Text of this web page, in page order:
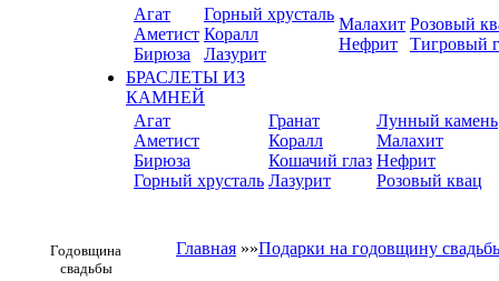
Агат
Аметист
Бирюза
Горный хрусталь
Коралл
Лазурит
Малахит
Нефрит
Розовый
Тигровый
БРАСЛЕТЫ ИЗ
КАМНЕЙ
Агат
Аметист
Бирюза
Горный хрусталь
Гранат
Коралл
Кошачий глаз
Лазурит
Лунный камень
Малахит
Нефрит
Розовый квац
Годовщина
свадьбы
Главная »»Подарки на годовщину